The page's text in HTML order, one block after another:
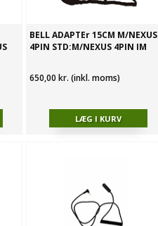
BELL ADAPTEr 15CM M/NEXUS
4PIN STD:M/NEXUS 4PIN IM
650,00 kr. (inkl. moms)